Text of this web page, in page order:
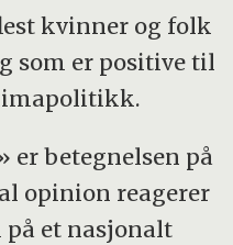
kvinner og folk
som er positive til
er betegnelsen på
opinion reagerer
et nasjonalt